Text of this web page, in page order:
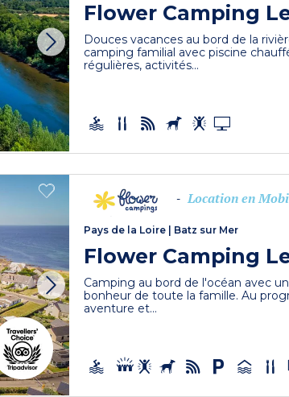
Flower Camping
Douces vacances au bord de la
camping familial avec piscine
régulières, activités...
- Location en
Pays de la Loire Batz sur Mer
Flower Camping
Camping au bord de l'océan avec
bonheur de toute la famille. Au
aventure et...